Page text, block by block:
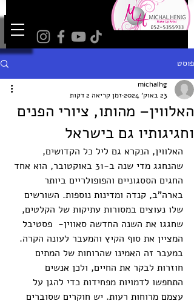
פוסט
האלווין– מהותו, ציורי הפנים
וחגיגותיו גם בישראל
michalhg
23 באוק׳ 2024
זמן קריאה 2 דקות
האלווין, הנקרא גם ליל כל הקדושים,
שהנחגג מדי שנה ב-31 באוקטובר, הוא אחד
החגים הססגוניים והפופולריים ביותר
בארה"ב, קנדה ומדינות נוספות. השורשים
שלו נעוצים במסורות עתיקות של הקלטים,
שחגגו את השנה החדשה סאווין-  פסטיבל
המציין את סוף הקיץ והמעבר לעונה הקרה.
במעבר זה האמינו שהרוחות של המתים
חוזרות לבקר את החיים, ולכן אנשים
התחפשו לדמויות מפחידות כדי להגן על
עצמם מרוחות רעות. יש חוקרים שסוברים